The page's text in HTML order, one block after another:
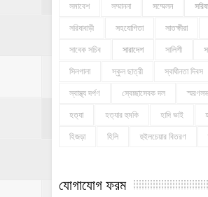
সমাবেশ সম্মাননা সম্মেলন
সরিষাবাড়ী সহযোগিতা সাতক্ষীরা
সাবেক সচিব সারাদেশ সালিশী
সিলগালা স্কুল ছাত্রী স্বাধীনতা দিবস
স্বাস্থ্য দর্পণ স্বেচ্ছাসেবক দল
হত্যা হত্যার হুমকি হাদি ভাই
হিজড়া হিলি হুইলচেয়ার বিতরণ
যোগাযোগ ফরম